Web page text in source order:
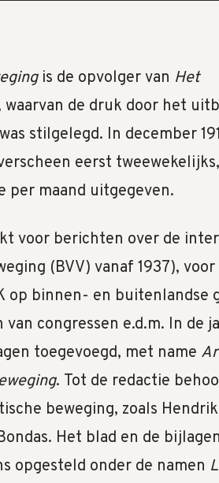
is de opvolger van Het
waarvan de druk door het
stilgelegd. In december
eerst
per maand uitgegeven.
voor berichten over de
(BVV) vanaf 1937),
op binnen- en buitenlandse
congressen e.d.m. In de
toegevoegd, met name
. Tot de redactie
beweging, zoals
Het blad en de
opgesteld onder de namen